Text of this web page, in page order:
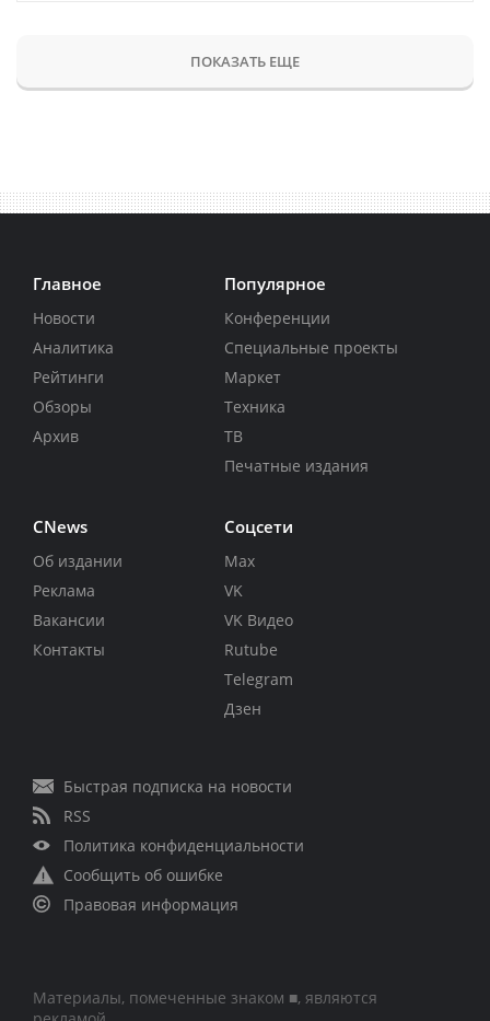
ПОКАЗАТЬ ЕЩЕ
Главное
Новости
Аналитика
Рейтинги
Обзоры
Архив
Популярное
Конференции
Специальные проекты
Маркет
Техника
ТВ
Печатные издания
CNews
Об издании
Реклама
Вакансии
Контакты
Соцсети
Max
VK
VK Видео
Rutube
Telegram
Дзен
Быстрая подписка на новости
RSS
Политика конфиденциальности
Сообщить об ошибке
Правовая информация
Материалы, помеченные знаком ■, являются